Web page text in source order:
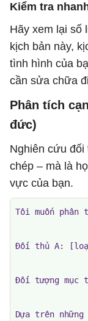
Kiểm tra
Hãy xem lại số
kịch bản này,
tình hình của
cần sửa chữa
Phân tích
đức)
Nghiên cứu đối
chép – mà là
vực của bạn.
Tôi muốn
Đối thủ A:
Đối tượng
Dựa trên